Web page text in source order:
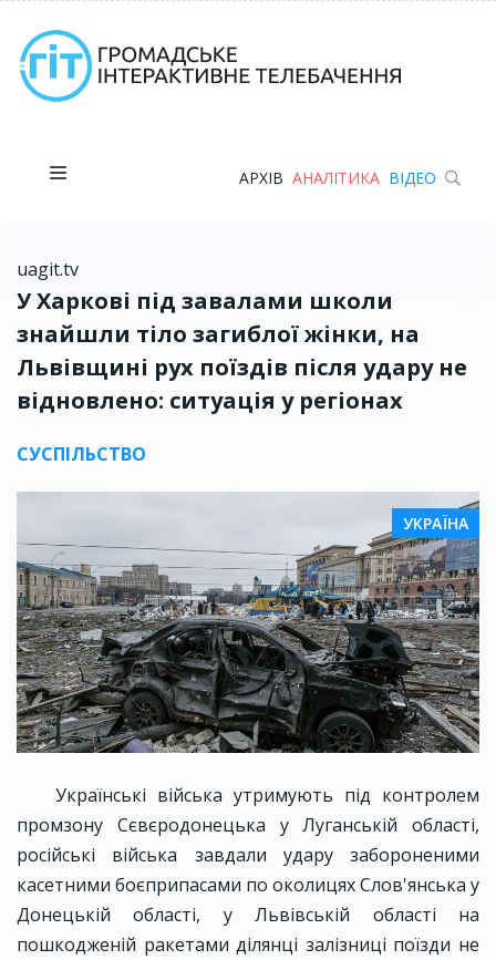
АРХІВ АНАЛІТИКА ВІДЕО
uagit.tv
У Харкові під завалами школи
знайшли тіло загиблої жінки, на
Львівщині рух поїздів після удару не
відновлено: ситуація у регіонах
СУСПІЛЬСТВО
УКРАЇНА
Українські війська утримують під контролем
промзону Сєвєродонецька у Луганській області,
російські війська завдали удару забороненими
касетними боєприпасами по околицях Слов'янська у
Донецькій області, у Львівській області на
пошкодженій ракетами ділянці залізниці поїзди не